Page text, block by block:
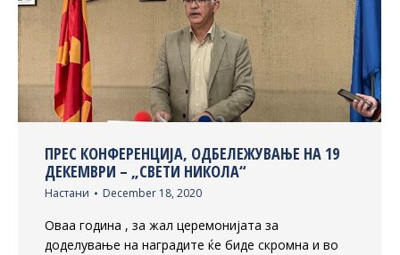
ПРЕС КОНФЕРЕНЦИЈА, ОДБЕЛЕЖУВАЊЕ НА 19
ДЕКЕМВРИ – „СВЕТИ НИКОЛА“
Настани December 18, 2020
Оваа година , за жал церемонијата за
доделување на наградите ќе биде скромна и во